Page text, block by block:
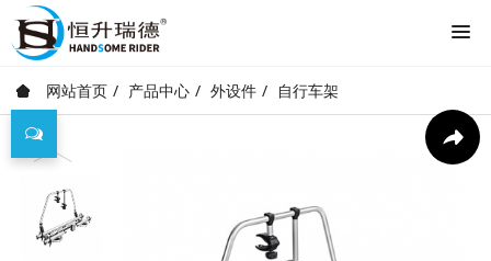
网站首页 产品中心 外设件 自行车架